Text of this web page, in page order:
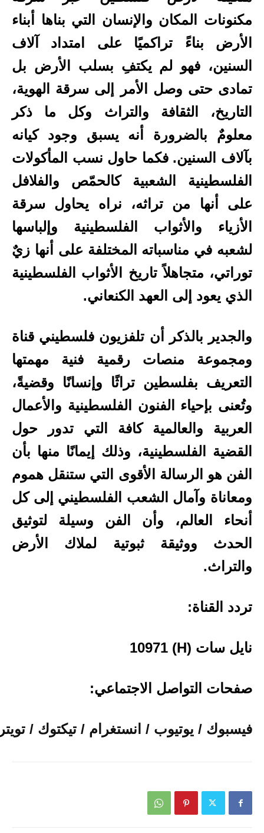
مكنونات المكان والإنسان التي بناها أبناء
الأرض بناءً تراكميًا على امتداد آلاف
السنين، فهو لم يكتفِ بسلب الأرض بل
تمادى حتى وصل الأمر إلى سرقة الهوية،
التاريخ، الثقافة والتراث وكل ما ذكر
معلومٌ بالضرورة أنه يسبق وجود كيانه
بآلاف السنين. فكما حاول نسب المأكولات
الفلسطينية الشعبية كالحمّص والفلافل
على أنها من تراثه، نراه يحاول سرقة
الأزياء والأثواب الفلسطينية وإلباسها
لشعبه في مناسباته المختلفة على أنها زيٌ
توراتي، متجاهلاً تاريخ الأثواب الفلسطينية
الذي يعود إلى العهد الكنعاني.
والجدير بالذكر أن تلفزيون فلسطيني قناة
ومجموعة منصات رقمية فنية مهمتها
التعريف بفلسطين تراثًا وإنسانًا وقضيةً،
وتُعنى بإحياء الفنون الفلسطينية والأعمال
العربية والعالمية كافة التي تدور حول
القضية الفلسطينية، وذلك إيمانًا منها بأن
الفن هو الرسالة الأقوى التي ستنقل هموم
ومعاناة وآمال الشعب الفلسطيني إلى كل
أنحاء العالم، وأن الفن وسيلة لتوثيق
الحدث ووثيقة ثبوتية لملاك الأرض
والتراث.
تردد القناة:
نايل سات (H) 10971
صفحات التواصل الاجتماعي:
فيسبوك / يوتيوب / انستغرام / تيكتوك /